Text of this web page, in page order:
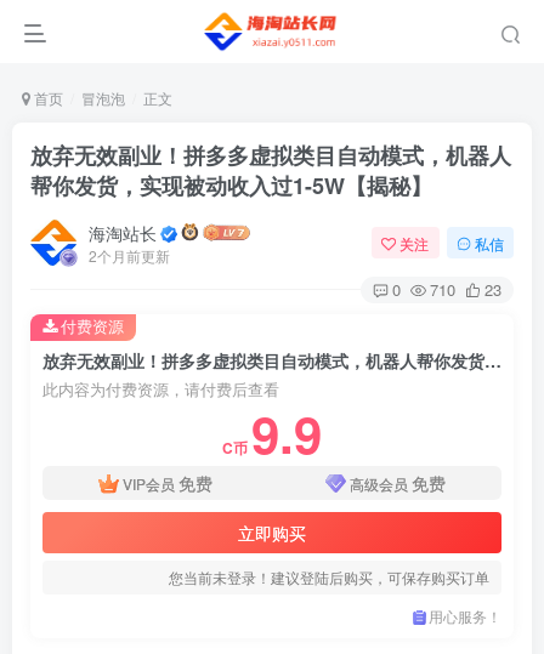
首页 冒泡泡 正文
放弃无效副业！拼多多虚拟类目自动模式，机器人
帮你发货，实现被动收入过1-5W【揭秘】
海淘站长
2个月前更新
关注 私信
0 710 23
放弃无效副业！拼多多虚拟类目自动模式，机器人帮你发货，实现被动收入过1-5W【揭秘】
此内容为付费资源，请付费后查看
C币 9.9
VIP会员 免费 高级会员 免费
立即购买
您当前未登录！建议登陆后购买，可保存购买订单
用心服务！
付费资源